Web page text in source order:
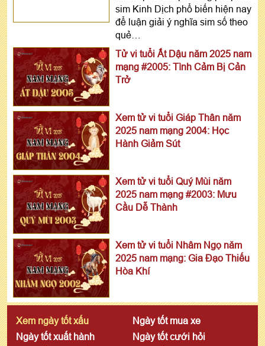
sim Kinh Dịch phổ biến hiện nay
để luận giải ý nghĩa sim số theo
quẻ…
Tử vi tuổi Ất Dậu năm 2025 nam
mạng #2005: Tình Cảm Bị Cản
Trở
Xem tử vi tuổi Giáp Thân năm
2025 nam mạng 2004: Học
Hành Giảm Sút
Xem tử vi tuổi Quý Mùi năm
2025 nam mạng #2003: Mưu
Cầu Dễ Thành
Xem tử vi tuổi Nhâm Ngọ năm
2025 nam mạng: Gia Đạo Thiếu
Hòa Khí
Xem ngày tốt xấu
Ngày tốt mua xe
Ngày tốt xuất hành
Ngày tốt cưới hỏi